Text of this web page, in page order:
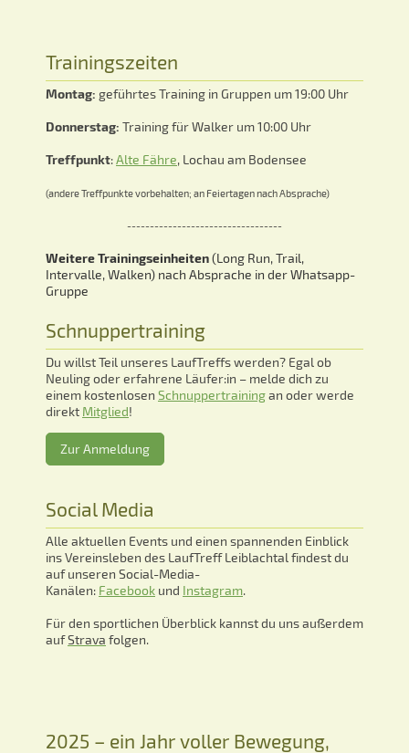
Trainingszeiten
Montag: geführtes Training in Gruppen um 19:00 Uhr
Donnerstag: Training für Walker um 10:00 Uhr
Treffpunkt:Alte Fähre, Lochau am Bodensee
(andere Treffpunkte vorbehalten; an Feiertagen nach Absprache)
----------------------------------
Weitere Trainingseinheiten(Long Run, Trail,
Intervalle, Walken) nach Absprache in der Whatsapp-
Gruppe
Schnuppertraining
Du willst Teil unseres LaufTreffs werden? Egal ob
Neuling oder erfahrene Läufer:in – melde dich zu
einem kostenlosen Schnuppertrainingan oder werde
direkt Mitglied!
Zur Anmeldung
Social Media
Alle aktuellen Events und einen spannenden Einblick
ins Vereinsleben des LaufTreff Leiblachtal findest du
auf unseren Social-Media-
Kanälen: Facebook und Instagram.
Für den sportlichen Überblick kannst du uns außerdem
aufStrava folgen.
2025 – ein Jahr voller Bewegung,